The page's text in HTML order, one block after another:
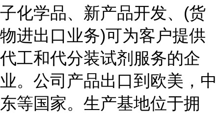
子化学品、新产品开发、(货
物进出口业务)可为客户提供
代工和代分装试剂服务的企
业。公司产品出口到欧美，中
东等国家。生产基地位于拥